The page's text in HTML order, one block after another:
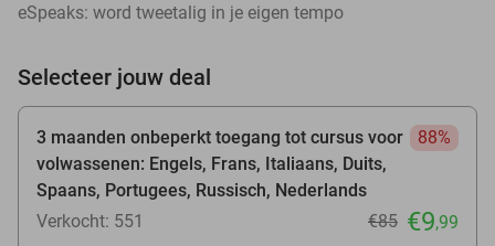
eSpeaks: word tweetalig in je eigen tempo
Selecteer jouw deal
3 maanden onbeperkt toegang tot cursus voor
volwassenen: Engels, Frans, Italiaans, Duits,
Spaans, Portugees, Russisch, Nederlands
88%
Verkocht: 551 €85 €9,99